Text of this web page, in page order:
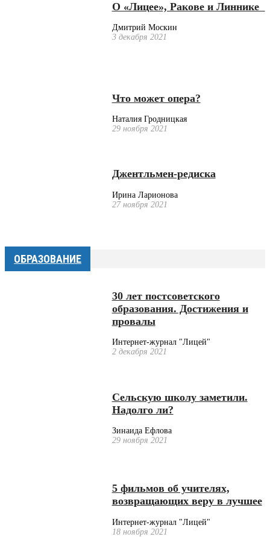
О «Лицее», Ракове и Линнике
Дмитрий Москин
3 декабря 2021
Что может опера?
Наталия Гродницкая
29 ноября 2021
Джентльмен-редиска
Ирина Ларионова
27 ноября 2021
ОБРАЗОВАНИЕ
30 лет постсоветского
образования. Достижения и
провалы
Интернет-журнал "Лицей"
2 декабря 2021
Сельскую школу заметили.
Надолго ли?
Зинаида Ефлова
29 ноября 2021
5 фильмов об учителях,
возвращающих веру в лучшее
Интернет-журнал "Лицей"
18 ноября 2021